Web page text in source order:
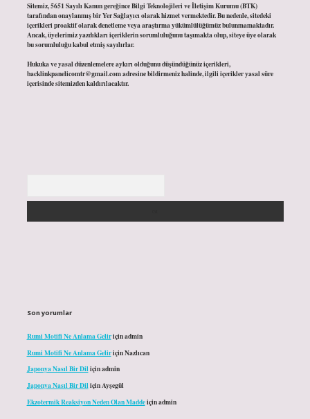
Sitemiz, 5651 Sayılı Kanun gereğince Bilgi Teknolojileri ve İletişim Kurumu (BTK)
tarafından onaylanmış bir Yer Sağlayıcı olarak hizmet vermektedir. Bu nedenle, sitedeki
içerikleri proaktif olarak denetleme veya araştırma yükümlülüğümüz bulunmamaktadır.
Ancak, üyelerimiz yazdıkları içeriklerin sorumluluğunu taşımakta olup, siteye üye olarak
bu sorumluluğu kabul etmiş sayılırlar.
Hukuka ve yasal düzenlemelere aykırı olduğunu düşündüğünüz içerikleri,
backlinkpanelicomtr@gmail.comadresine bildirmeniz halinde, ilgili içerikler yasal süre
içerisinde sitemizden kaldırılacaktır.
Son yorumlar
Rumi Motifi Ne Anlama Geliriçinadmin
Rumi Motifi Ne Anlama GeliriçinNazlıcan
Japonya Nasıl Bir Diliçinadmin
Japonya Nasıl Bir DiliçinAyşegül
Ekzotermik Reaksiyon Neden Olan Maddeiçinadmin